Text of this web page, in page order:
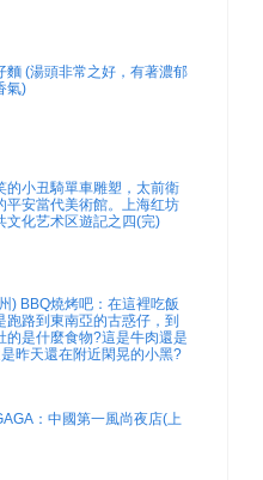
麵 (湯頭非常之好，有著濃郁
氣)
的小丑騎單車雕塑，太前衛
平安當代美術館。上海红坊
文化艺术区遊記之四(完)
) BBQ燒烤吧：在這裡吃飯
跑路到東南亞的古惑仔，到
的是什麼食物?這是牛肉還是
昨天還在附近閑晃的小黑?
：中國第一風尚夜店(上